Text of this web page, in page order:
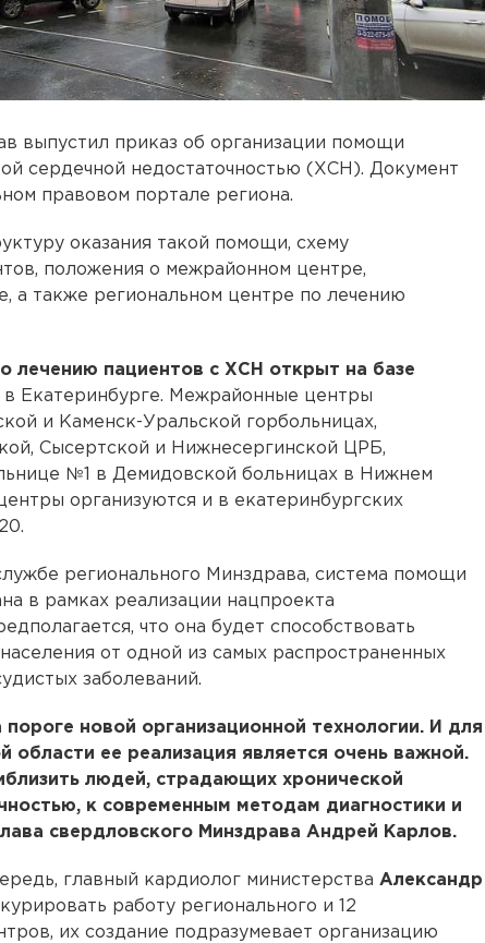
выпустил приказ об организации помощи
сердечной недостаточностью (ХСН). Документ
правовом портале региона.
оказания такой помощи, схему
положения о межрайонном центре,
а также региональном центре по лечению
лечению пациентов с ХСН открыт на базе
в Екатеринбурге. Межрайонные центры
и Каменск-Уральской горбольницах,
Сысертской и Нижнесергинской ЦРБ,
№1 в Демидовской больницах в Нижнем
организуются и в екатеринбургских
регионального Минздрава, система помощи
в рамках реализации нацпроекта
что она будет способствовать
от одной из самых распространенных
заболеваний.
новой организационной технологии. И для
области ее реализация является очень важной.
людей, страдающих хронической
к современным методам диагностики и
свердловского Минздрава Андрей Карлов.
главный кардиолог министерства Александр
работу регионального и 12
их создание подразумевает организацию